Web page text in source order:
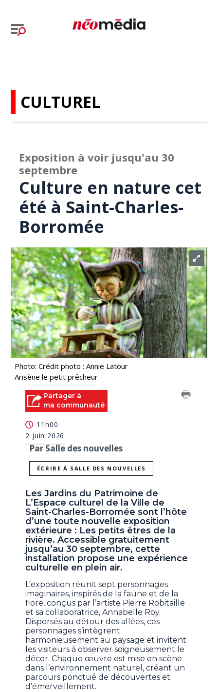
CULTUREL
Exposition à voir jusqu'au 30
septembre
Culture en nature cet
été à Saint-Charles-
Borromée
Photo: Crédit photo : Annie Latour
Arisène le petit prêcheur
Partager à
ma communauté
11h00
2 juin 2026
Par Salle des nouvelles
ÉCRIRE À SALLE DES NOUVELLES
Les Jardins du Patrimoine de
L’Espace culturel de la Ville de
Saint-Charles-Borromée sont l’hôte
d’une toute nouvelle exposition
extérieure : Les petits êtres de la
rivière. Accessible gratuitement
jusqu’au 30 septembre, cette
installation propose une expérience
culturelle en plein air.
L’exposition réunit sept personnages
imaginaires, inspirés de la faune et de la
flore, conçus par l’artiste Pierre Robitaille
et sa collaboratrice, Annabelle Roy.
Dispersés au détour des allées, ces
personnages s’intègrent
harmonieusement au paysage et invitent
les visiteurs à observer soigneusement le
décor. Chaque œuvre est mise en scène
dans l’environnement naturel, créant un
parcours ponctué de découvertes et
d’émerveillement.